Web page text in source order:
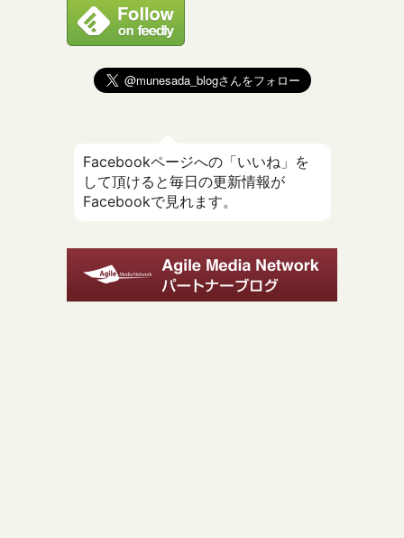
Facebookページへの「いいね」を
して頂けると毎日の更新情報が
Facebookで見れます。